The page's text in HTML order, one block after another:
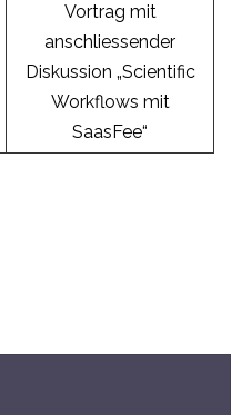
Vortrag mit
anschliessender
Diskussion „Scientific
Workflows mit
SaasFee“